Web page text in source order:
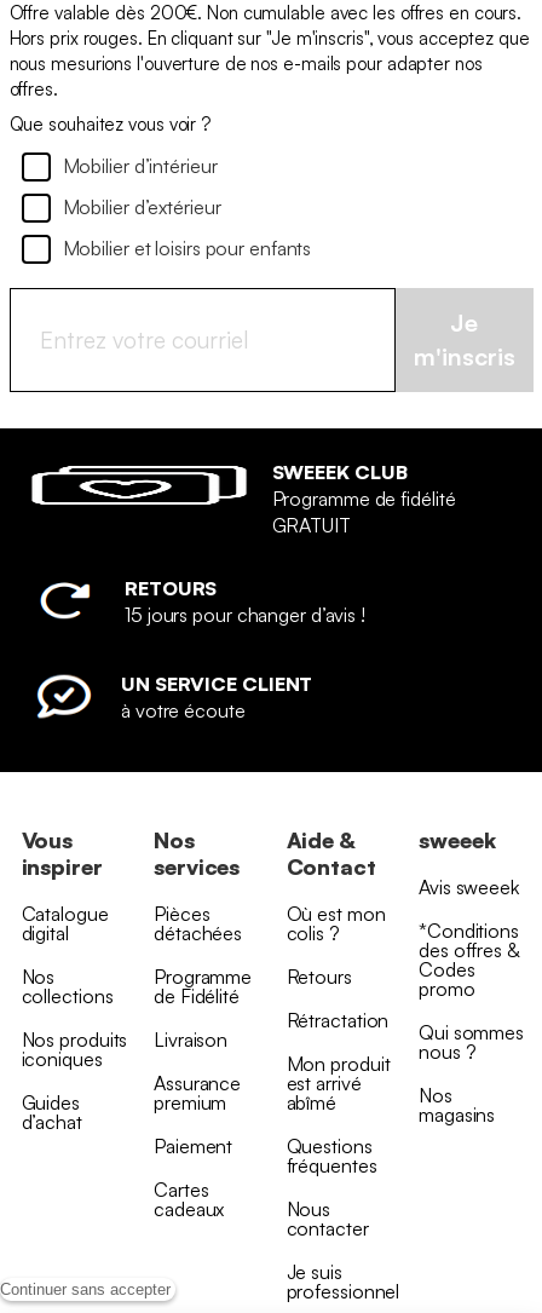
Continuer sans accepter
Offre valable dès 200€. Non cumulable avec les offres en cours.
Hors prix rouges. En cliquant sur "Je m'inscris", vous acceptez que
nous mesurions l'ouverture de nos e-mails pour adapter nos
offres.
Que souhaitez vous voir ?
Mobilier d’intérieur
Mobilier d’extérieur
Mobilier et loisirs pour enfants
Je
m'inscris
SWEEEK CLUB
Programme de fidélité
GRATUIT
RETOURS
15 jours pour changer d’avis !
UN SERVICE CLIENT
à votre écoute
Vous
inspirer
Catalogue
digital
Nos
collections
Nos produits
iconiques
Guides
d’achat
Nos
services
Pièces
détachées
Programme
de Fidélité
Livraison
Assurance
premium
Paiement
Cartes
cadeaux
Aide &
Contact
Où est mon
colis ?
Retours
Rétractation
Mon produit
est arrivé
abîmé
Questions
fréquentes
Nous
contacter
Je suis
professionnel
sweeek
Avis sweeek
*Conditions
des offres &
Codes
promo
Qui sommes
nous ?
Nos
magasins